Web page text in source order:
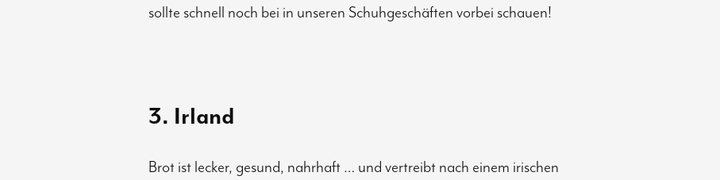
sollte schnell noch bei in unseren Schuhgeschäften vorbei schauen!
3. Irland
Brot ist lecker, gesund, nahrhaft … und vertreibt nach einem irischen